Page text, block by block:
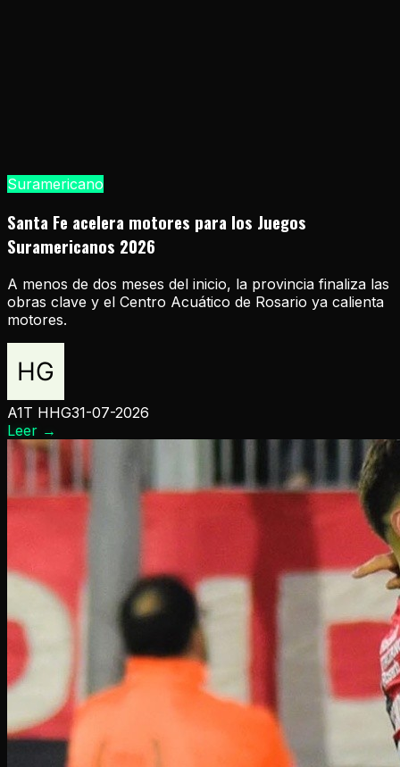
Suramericano
Santa Fe acelera motores para los Juegos
Suramericanos 2026
A menos de dos meses del inicio, la provincia finaliza las
obras clave y el Centro Acuático de Rosario ya calienta
motores.
A1T HHG31-07-2026
Leer →